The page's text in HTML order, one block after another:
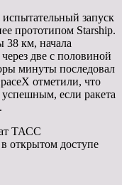
запуск
прототипом Starship.
38 км, начала
две с половиной
минуты последовал
отметили, что
успешным, если ракета
ТАСС
открытом доступе